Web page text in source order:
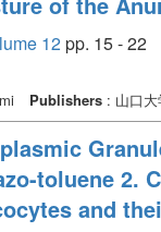
12pp. 15 - 22
Publishers: 山口大
toluene 2.
and